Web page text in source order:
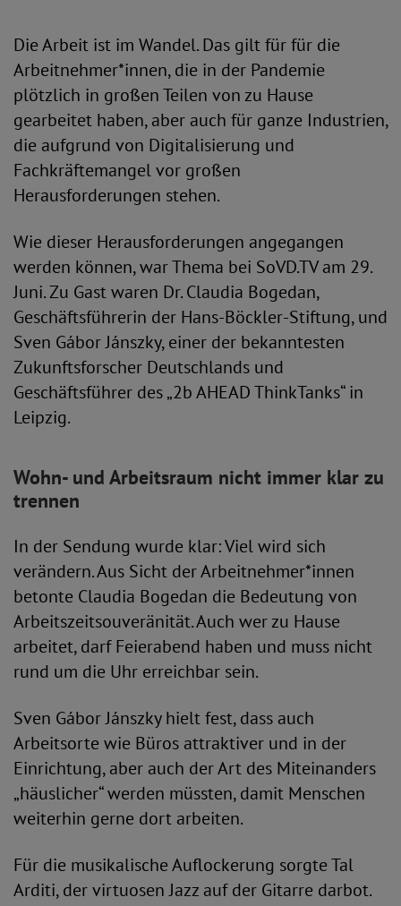
Die Arbeit ist im Wandel. Das gilt für für die
Arbeitnehmer*innen, die in der Pandemie
plötzlich in großen Teilen von zu Hause
gearbeitet haben, aber auch für ganze Industrien,
die aufgrund von Digitalisierung und
Fachkräftemangel vor großen
Herausforderungen stehen.
Wie dieser Herausforderungen angegangen
werden können, war Thema bei SoVD.TV am 29.
Juni. Zu Gast waren Dr. Claudia Bogedan,
Geschäftsführerin der Hans-Böckler-Stiftung, und
Sven Gábor Jánszky, einer der bekanntesten
Zukunftsforscher Deutschlands und
Geschäftsführer des „2b AHEAD ThinkTanks“ in
Leipzig.
Wohn- und Arbeitsraum nicht immer klar zu
trennen
In der Sendung wurde klar: Viel wird sich
verändern. Aus Sicht der Arbeitnehmer*innen
betonte Claudia Bogedan die Bedeutung von
Arbeitszeitsouveränität. Auch wer zu Hause
arbeitet, darf Feierabend haben und muss nicht
rund um die Uhr erreichbar sein.
Sven Gábor Jánszky hielt fest, dass auch
Arbeitsorte wie Büros attraktiver und in der
Einrichtung, aber auch der Art des Miteinanders
„häuslicher“ werden müssten, damit Menschen
weiterhin gerne dort arbeiten.
Für die musikalische Auflockerung sorgte Tal
Arditi, der virtuosen Jazz auf der Gitarre darbot.